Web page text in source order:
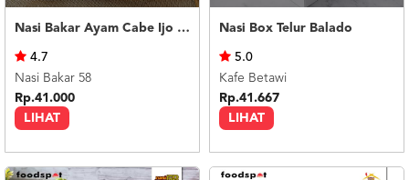
Nasi Bakar Ayam Cabe Ijo + Telor Balado
LIHAT
4.7
Nasi Bakar 58
Rp.41.000
Nasi Box Telur Balado
LIHAT
5.0
Kafe Betawi
Rp.41.667